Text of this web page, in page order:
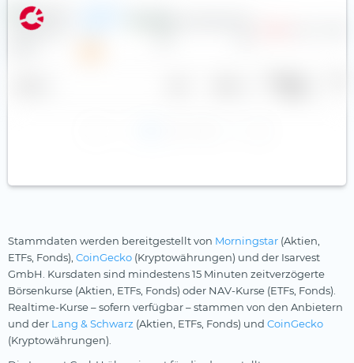
Stammdaten werden bereitgestellt von Morningstar (Aktien,
ETFs, Fonds), CoinGecko (Kryptowährungen) und der Isarvest
GmbH. Kursdaten sind mindestens 15 Minuten zeitverzögerte
Börsenkurse (Aktien, ETFs, Fonds) oder NAV-Kurse (ETFs, Fonds).
Realtime-Kurse – sofern verfügbar – stammen von den Anbietern
und der Lang & Schwarz (Aktien, ETFs, Fonds) und CoinGecko
(Kryptowährungen).